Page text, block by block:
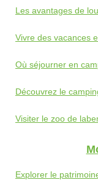
Les avantages de
Vivre des vacances
Où séjourner en
Découvrez le
Visiter le zoo de
Explorer le